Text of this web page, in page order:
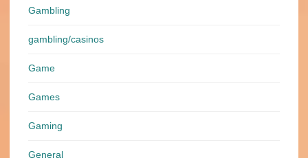
Gambling
gambling/casinos
Game
Games
Gaming
General